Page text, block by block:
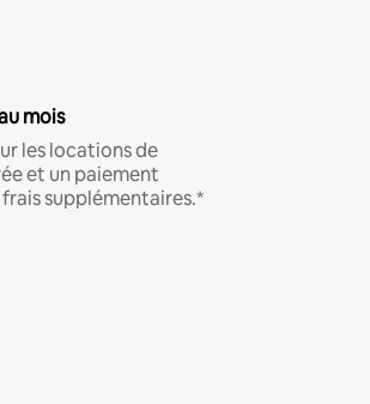
mois
les locations de
et un paiement
supplémentaires.*